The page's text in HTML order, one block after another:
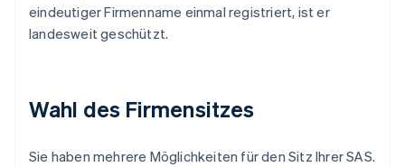
eindeutiger Firmenname einmal registriert, ist er
landesweit geschützt.
Wahl des Firmensitzes
Sie haben mehrere Möglichkeiten für den Sitz Ihrer SAS.